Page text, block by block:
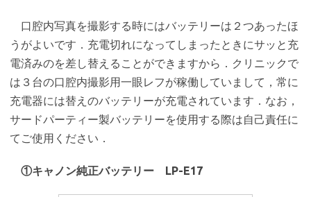
口腔内写真を撮影する時にはバッテリーは２つあったほ
うがよいです．充電切れになってしまったときにサッと充
電済みのを差し替えることができますから．クリニックで
は３台の口腔内撮影用一眼レフが稼働していまして，常に
充電器には替えのバッテリーが充電されています．なお，
サードパーティー製バッテリーを使用する際は自己責任に
てご使用ください．
①キャノン純正バッテリー LP-E17